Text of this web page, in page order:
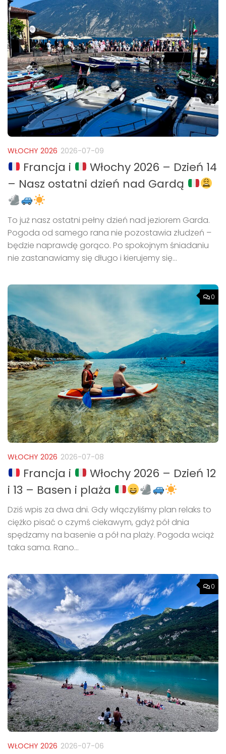
WŁOCHY 2026 2026-07-09
Francja i
Włochy 2026 – Dzień 14
– Nasz ostatni dzień nad Gardą
To już nasz ostatni pełny dzień nad jeziorem Garda.
Pogoda od samego rana nie pozostawia złudzeń –
będzie naprawdę gorąco. Po spokojnym śniadaniu
nie zastanawiamy się długo i kierujemy się...
0
WŁOCHY 2026 2026-07-08
Francja i
Włochy 2026 – Dzień 12
i 13 – Basen i plaża
Dziś wpis za dwa dni. Gdy włączyliśmy plan relaks to
ciężko pisać o czymś ciekawym, gdyż pół dnia
spędzamy na basenie a pół na plaży. Pogoda wciąż
taka sama. Rano...
0
WŁOCHY 2026 2026-07-06